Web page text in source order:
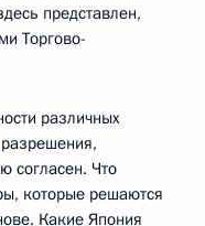
представлен,
Торгово-
различных
согласен. Что
которые решаются
Какие Япония